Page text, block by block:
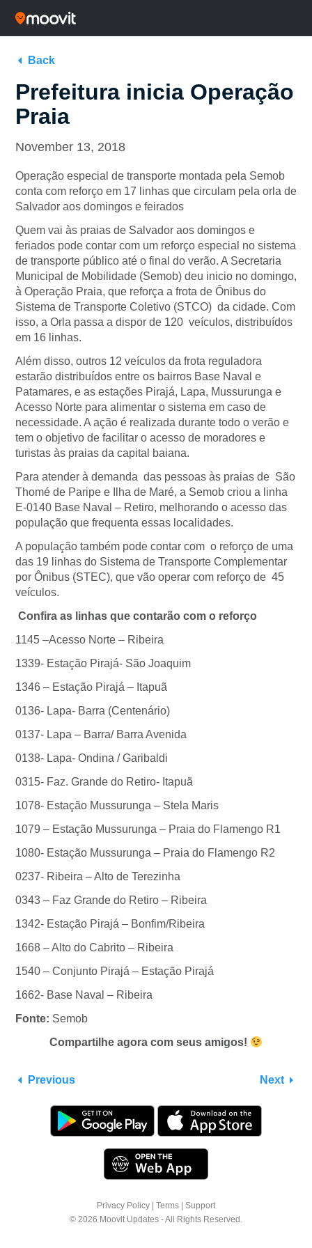
Back
Prefeitura inicia Operação
Praia
November 13, 2018
Operação especial de transporte montada pela Semob
conta com reforço em 17 linhas que circulam pela orla de
Salvador aos domingos e feirados
Quem vai às praias de Salvador aos domingos e
feriados pode contar com um reforço especial no sistema
de transporte público até o final do verão. A Secretaria
Municipal de Mobilidade (Semob) deu inicio no domingo,
à Operação Praia, que reforça a frota de Ônibus do
Sistema de Transporte Coletivo (STCO) da cidade. Com
isso, a Orla passa a dispor de 120 veículos, distribuídos
em 16 linhas.
Além disso, outros 12 veículos da frota reguladora
estarão distribuídos entre os bairros Base Naval e
Patamares, e as estações Pirajá, Lapa, Mussurunga e
Acesso Norte para alimentar o sistema em caso de
necessidade. A ação é realizada durante todo o verão e
tem o objetivo de facilitar o acesso de moradores e
turistas às praias da capital baiana.
Para atender à demanda das pessoas às praias de São
Thomé de Paripe e Ilha de Maré, a Semob criou a linha
E-0140 Base Naval – Retiro, melhorando o acesso das
população que frequenta essas localidades.
A população também pode contar com o reforço de uma
das 19 linhas do Sistema de Transporte Complementar
por Ônibus (STEC), que vão operar com reforço de 45
veículos.
Confira as linhas que contarão com o reforço
1145 –Acesso Norte – Ribeira
1339- Estação Pirajá- São Joaquim
1346 – Estação Pirajá – Itapuã
0136- Lapa- Barra (Centenário)
0137- Lapa – Barra/ Barra Avenida
0138- Lapa- Ondina / Garibaldi
0315- Faz. Grande do Retiro- Itapuã
1078- Estação Mussurunga – Stela Maris
1079 – Estação Mussurunga – Praia do Flamengo R1
1080- Estação Mussurunga – Praia do Flamengo R2
0237- Ribeira – Alto de Terezinha
0343 – Faz Grande do Retiro – Ribeira
1342- Estação Pirajá – Bonfim/Ribeira
1668 – Alto do Cabrito – Ribeira
1540 – Conjunto Pirajá – Estação Pirajá
1662- Base Naval – Ribeira
Fonte: Semob
Compartilhe agora com seus amigos!
Previous Next
Privacy Policy Terms
Support
© 2026 Moovit Updates - All Rights Reserved.